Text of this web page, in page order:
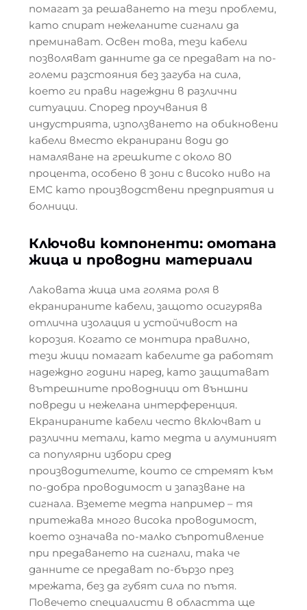
помагат за решаването на тези проблеми,
като спират нежеланите сигнали да
преминават. Освен това, тези кабели
позволяват данните да се предават на по-
големи разстояния без загуба на сила,
което ги прави надеждни в различни
ситуации. Според проучвания в
индустрията, използването на обикновени
кабели вместо екранирани води до
намаляване на грешките с около 80
процента, особено в зони с високо ниво на
ЕМС като производствени предприятия и
болници.
Ключови компоненти: омотана
жица и проводни материали
Лаковата жица има голяма роля в
екранираните кабели, защото осигурява
отлична изолация и устойчивост на
корозия. Когато се монтира правилно,
тези жици помагат кабелите да работят
надеждно години наред, като защитават
вътрешните проводници от външни
повреди и нежелана интерференция.
Екранираните кабели често включват и
различни метали, като медта и алуминият
са популярни избори сред
производителите, които се стремят към
по-добра проводимост и запазване на
сигнала. Вземете медта например – тя
притежава много висока проводимост,
което означава по-малко съпротивление
при предаването на сигнали, така че
данните се предават по-бързо през
мрежата, без да губят сила по пътя.
Повечето специалисти в областта ще